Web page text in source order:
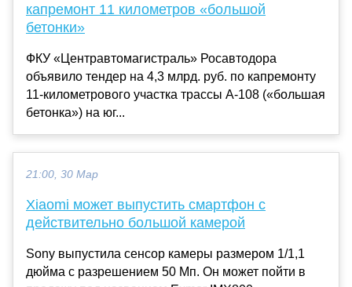
капремонт 11 километров «большой
бетонки»
ФКУ «Центравтомагистраль» Росавтодора
объявило тендер на 4,3 млрд. руб. по капремонту
11-километрового участка трассы А-108 («большая
бетонка») на юг...
21:00, 30 Мар
Xiaomi может выпустить смартфон с
действительно большой камерой
Sony выпустила сенсор камеры размером 1/1,1
дюйма с разрешением 50 Мп. Он может пойти в